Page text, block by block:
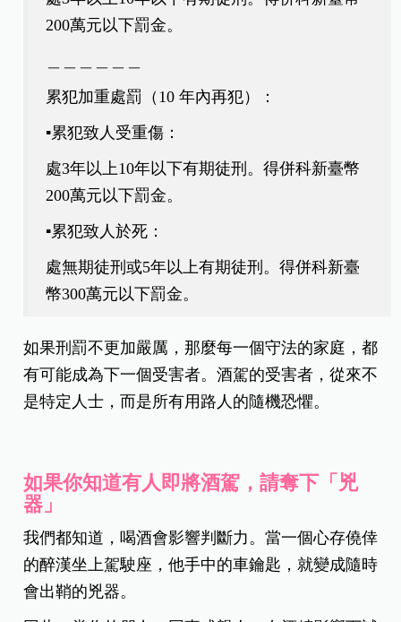
200萬元以下罰金。
累犯加重處罰（10 年內再犯）：
▪️累犯致人受重傷：
處3年以上10年以下有期徒刑。得併科新臺幣
200萬元以下罰金。
▪️累犯致人於死：
處無期徒刑或5年以上有期徒刑。得併科新臺
幣300萬元以下罰金。
如果刑罰不更加嚴厲，那麼每一個守法的家庭，都
有可能成為下一個受害者。酒駕的受害者，從來不
是特定人士，而是所有用路人的隨機恐懼。
如果你知道有人即將酒駕，請奪下「兇
器」
我們都知道，喝酒會影響判斷力。當一個心存僥倖
的醉漢坐上駕駛座，他手中的車鑰匙，就變成隨時
會出鞘的兇器。